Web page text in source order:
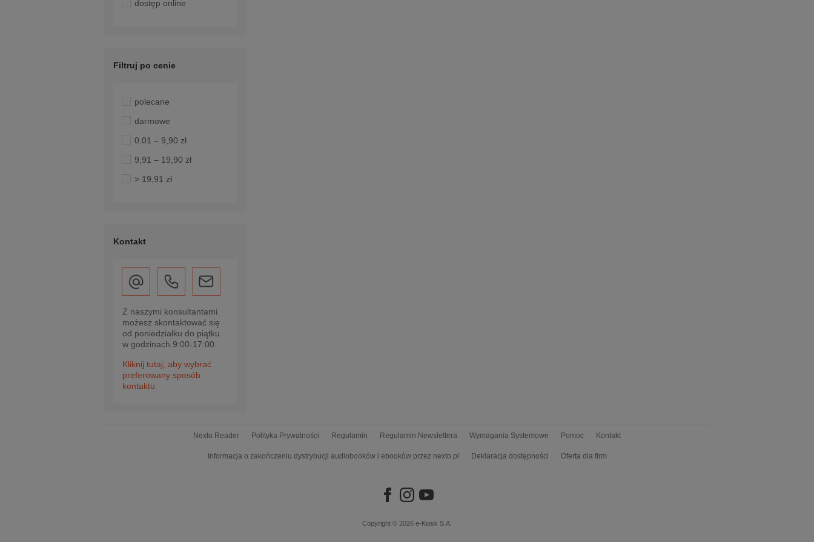
dostęp online
Filtruj po cenie
polecane
darmowe
0,01 – 9,90 zł
9,91 – 19,90 zł
> 19,91 zł
Kontakt
Z naszymi konsultantami
możesz skontaktować się
od poniedziałku do piątku
w godzinach 9:00-17:00.
Kliknij tutaj, aby wybrać
preferowany sposób
kontaktu
Nexto Reader Polityka Prywatności Regulamin Regulamin Newslettera Wymagania Systemowe Pomoc Kontakt
Informacja o zakończeniu dystrybucji audiobooków i ebooków przez nexto.pl Deklaracja dostępności Oferta dla firm
Copyright © 2026 e-Kiosk S.A.